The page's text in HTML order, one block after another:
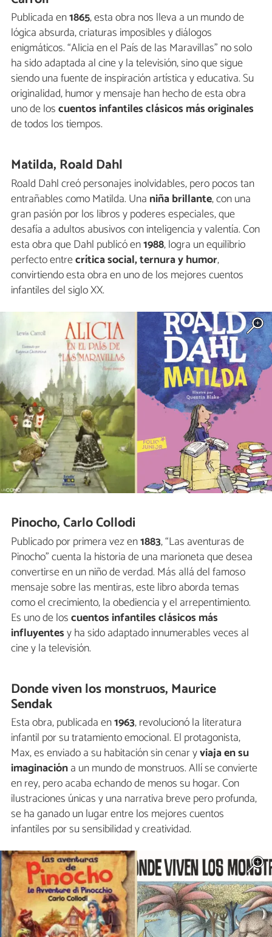
Publicada en1865, esta obra nos lleva a un mundo de
lógica absurda, criaturas imposibles y diálogos
enigmáticos. “Alicia en el País de las Maravillas” no solo
ha sido adaptada al cine y la televisión, sino que sigue
siendo una fuente de inspiración artística y educativa. Su
originalidad, humor y mensaje han hecho de esta obra
uno de loscuentos infantiles clásicos más originales
de todos los tiempos.
Matilda, Roald Dahl
Roald Dahl creó personajes inolvidables, pero pocos tan
entrañables como Matilda. Una niña brillante, con una
gran pasión por los libros y poderes especiales, que
desafía a adultos abusivos con inteligencia y valentía. Con
esta obra que Dahl publicó en1988, logra un equilibrio
perfecto entrecrítica social, ternura y humor,
convirtiendo esta obra en uno de los mejores cuentos
infantiles del siglo XX.
Pinocho, Carlo Collodi
Publicado por primera vez en1883, “Las aventuras de
Pinocho” cuenta la historia de una marioneta que desea
convertirse en un niño de verdad. Más allá del famoso
mensaje sobre las mentiras, este libro aborda temas
como el crecimiento, la obediencia y el arrepentimiento.
Es uno de loscuentos infantiles clásicos más
influyentesy ha sido adaptado innumerables veces al
cine y la televisión.
Donde viven los monstruos, Maurice
Sendak
Esta obra, publicada en1963, revolucionó la literatura
infantil por su tratamiento emocional. El protagonista,
Max, es enviado a su habitación sin cenar yviaja en su
imaginacióna un mundo de monstruos. Allí se convierte
en rey, pero acaba echando de menos su hogar. Con
ilustraciones únicas y una narrativa breve pero profunda,
se ha ganado un lugar entre los mejores cuentos
infantiles por su sensibilidad y creatividad.